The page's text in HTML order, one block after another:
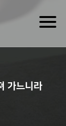
가느니라